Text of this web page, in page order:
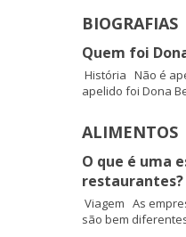
BIOGRAFIAS
Quem foi
História Não é
apelido foi Dona
ALIMENTOS
O que é uma
restaurantes?
Viagem As
são bem